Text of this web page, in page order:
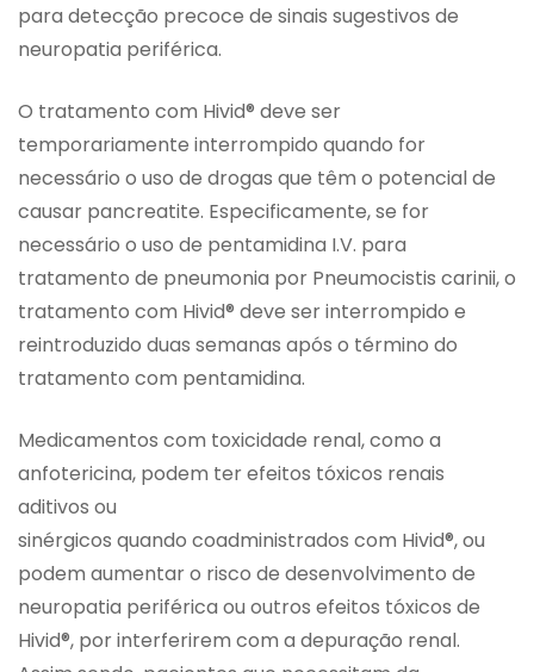
para detecção precoce de sinais sugestivos de
neuropatia periférica.
O tratamento com Hivid® deve ser
temporariamente interrompido quando for
necessário o uso de drogas que têm o potencial de
causar pancreatite. Especificamente, se for
necessário o uso de pentamidina I.V. para
tratamento de pneumonia por Pneumocistis carinii, o
tratamento com Hivid® deve ser interrompido e
reintroduzido duas semanas após o término do
tratamento com pentamidina.
Medicamentos com toxicidade renal, como a
anfotericina, podem ter efeitos tóxicos renais
aditivos ou
sinérgicos quando coadministrados com Hivid®, ou
podem aumentar o risco de desenvolvimento de
neuropatia periférica ou outros efeitos tóxicos de
Hivid®, por interferirem com a depuração renal.